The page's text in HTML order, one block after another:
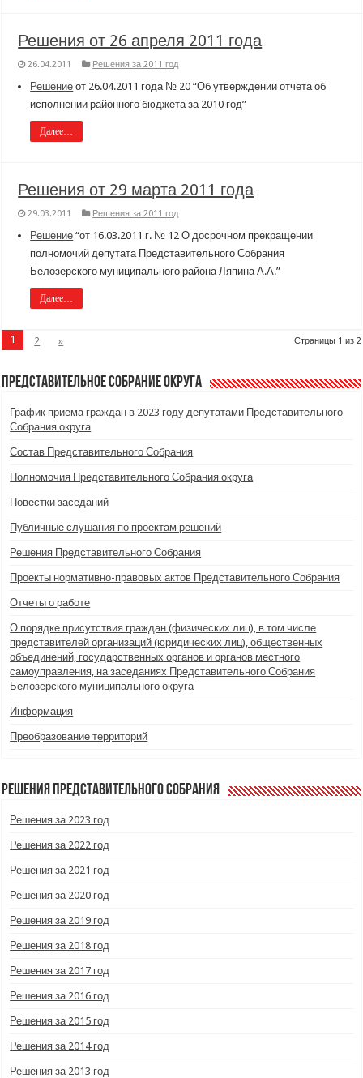
Решения от 26 апреля 2011 года
26.04.2011 Решения за 2011 год
Решение от 26.04.2011 года № 20 “Об утверждении отчета об
исполнении районного бюджета за 2010 год”
Далее…
Решения от 29 марта 2011 года
29.03.2011 Решения за 2011 год
Решение “от 16.03.2011 г. № 12 О досрочном прекращении
полномочий депутата Представительного Собрания
Белозерского муниципального района Ляпина А.А.”
Далее…
Страницы 1 из 2
1 2 »
Представительное Собрание округа
График приема граждан в 2023 году депутатами Представительного
Собрания округа
Состав Представительного Собрания
Полномочия Представительного Собрания округа
Повестки заседаний
Публичные слушания по проектам решений
Решения Представительного Собрания
Проекты нормативно-правовых актов Представительного Собрания
Отчеты о работе
О порядке присутствия граждан (физических лиц), в том числе
представителей организаций (юридических лиц), общественных
объединений, государственных органов и органов местного
самоуправления, на заседаниях Представительного Собрания
Белозерского муниципального округа
Информация
Преобразование территорий
Решения Представительного Собрания
Решения за 2023 год
Решения за 2022 год
Решения за 2021 год
Решения за 2020 год
Решения за 2019 год
Решения за 2018 год
Решения за 2017 год
Решения за 2016 год
Решения за 2015 год
Решения за 2014 год
Решения за 2013 год